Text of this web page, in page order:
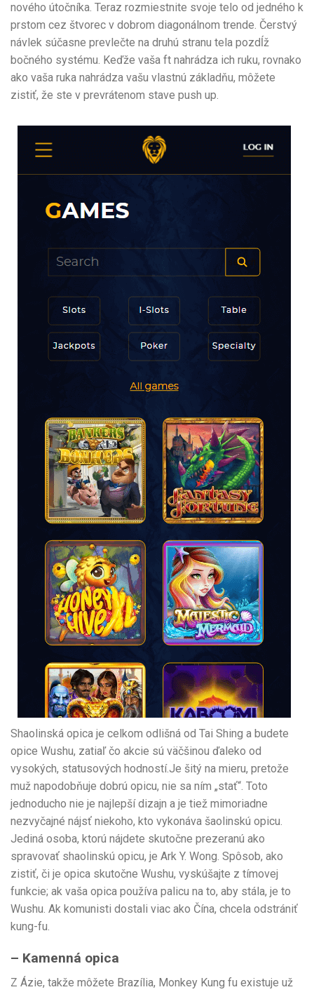
nového útočníka. Teraz rozmiestnite svoje telo od jedného k
prstom cez štvorec v dobrom diagonálnom trende. Čerstvý
návlek súčasne prevlečte na druhú stranu tela pozdĺž
bočného systému. Keďže vaša ft nahrádza ich ruku, rovnako
ako vaša ruka nahrádza vašu vlastnú základňu, môžete
zistiť, že ste v prevrátenom stave push up.
Shaolinská opica je celkom odlišná od Tai Shing a budete
opice Wushu, zatiaľ čo akcie sú väčšinou ďaleko od
vysokých, statusových hodností.Je šitý na mieru, pretože
muž napodobňuje dobrú opicu, nie sa ním „stať“. Toto
jednoducho nie je najlepší dizajn a je tiež mimoriadne
nezvyčajné nájsť niekoho, kto vykonáva šaolinskú opicu.
Jediná osoba, ktorú nájdete skutočne prezeranú ako
spravovať shaolinskú opicu, je Ark Y. Wong. Spôsob, ako
zistiť, či je opica skutočne Wushu, vyskúšajte z tímovej
funkcie; ak vaša opica používa palicu na to, aby stála, je to
Wushu. Ak komunisti dostali viac ako Čína, chcela odstrániť
kung-fu.
– Kamenná opica
Z Ázie, takže môžete Brazília, Monkey Kung fu existuje už